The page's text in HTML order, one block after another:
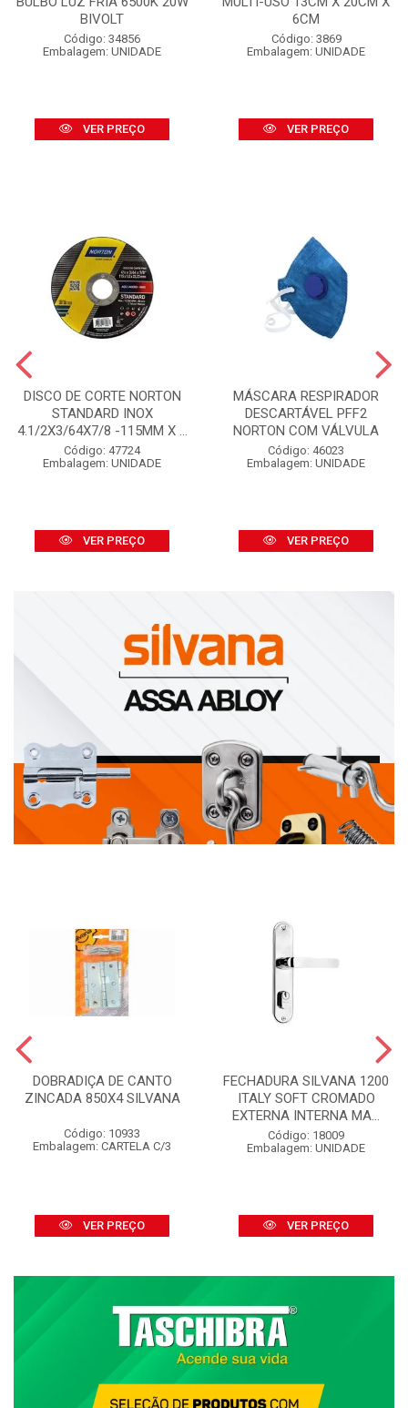
BIVOLT
Código: 34856
Embalagem: UNIDADE
VER PREÇO
6CM
Código: 3869
Embalagem: UNIDADE
VER PREÇO
DISCO DE CORTE NORTON
STANDARD INOX
4.1/2X3/64X7/8 -115MM X ...
Código: 47724
Embalagem: UNIDADE
VER PREÇO
MÁSCARA RESPIRADOR
DESCARTÁVEL PFF2
NORTON COM VÁLVULA
Código: 46023
Embalagem: UNIDADE
VER PREÇO
DOBRADIÇA DE CANTO
ZINCADA 850X4 SILVANA
Código: 10933
Embalagem: CARTELA C/3
VER PREÇO
FECHADURA SILVANA 1200
ITALY SOFT CROMADO
EXTERNA INTERNA MA...
Código: 18009
Embalagem: UNIDADE
VER PREÇO